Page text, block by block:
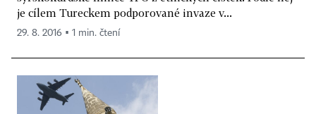
je cílem Tureckem podporované invaze v...
29. 8. 2016 ▪ 1 min. čtení